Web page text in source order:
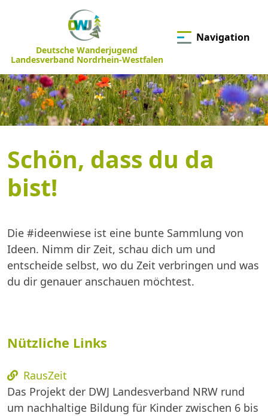
Deutsche Wanderjugend
Landesverband Nordrhein-Westfalen
Navigation
Schön, dass du da
bist!
Die #ideenwiese ist eine bunte Sammlung von
Ideen. Nimm dir Zeit, schau dich um und
entscheide selbst, wo du Zeit verbringen und was
du dir genauer anschauen möchtest.
Nützliche Links
RausZeit
Das Projekt der DWJ Landesverband NRW rund
um nachhaltige Bildung für Kinder zwischen 6 bis